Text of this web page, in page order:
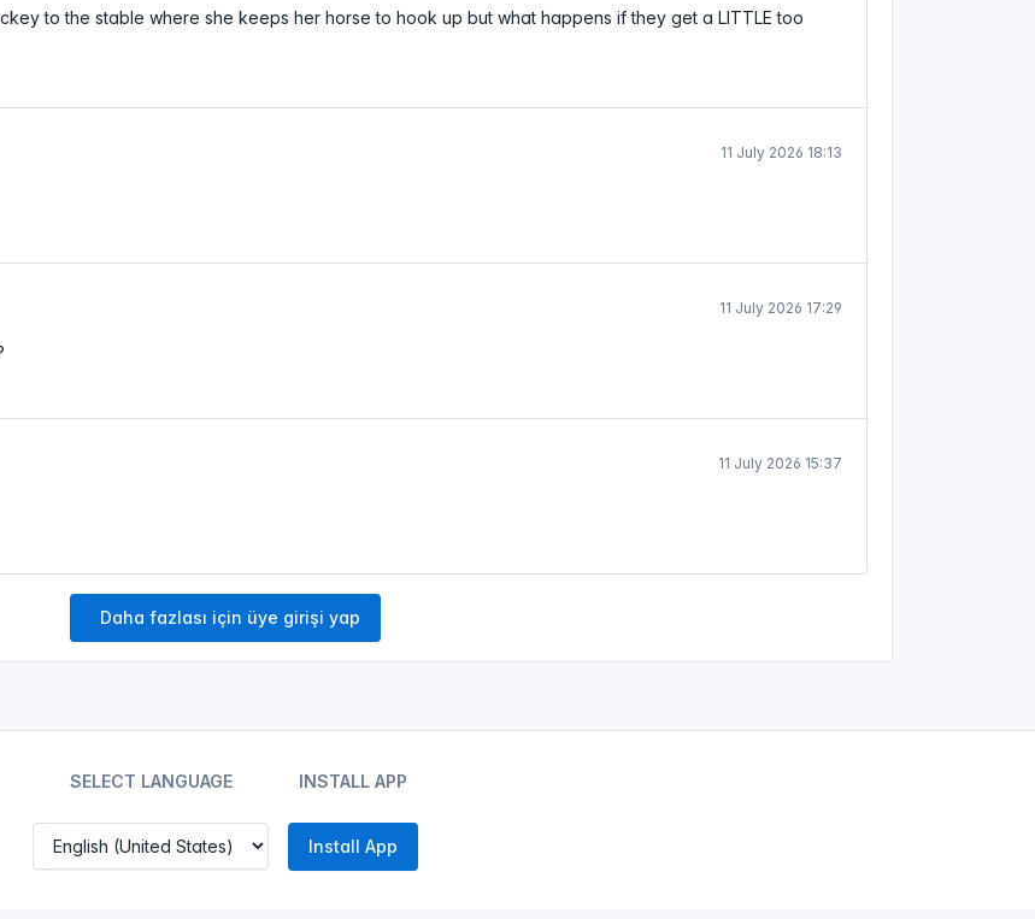
to the stable where she keeps her horse to hook up but what happens if they get a LITTLE too
11 July 2026 18:13
11 July 2026 17:29
11 July 2026 15:37
Daha fazlası için üye girişi yap
SELECT LANGUAGE INSTALL APP
Install App